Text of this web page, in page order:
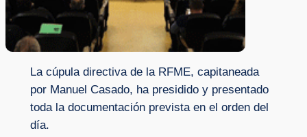
La cúpula directiva de la RFME, capitaneada
por Manuel Casado, ha presidido y presentado
toda la documentación prevista en el orden del
día.